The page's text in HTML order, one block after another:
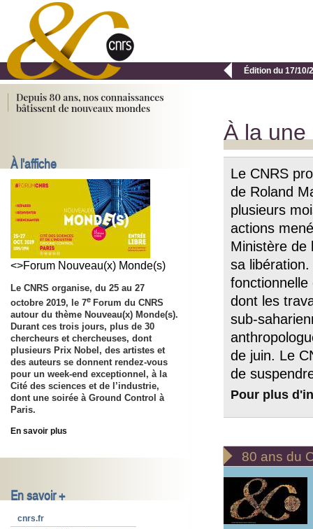
 Édition du 17/10/
À l'affiche
<>Forum Nouveau(x) Monde(s)
Le CNRS organise, du 25 au 27
octobre 2019, le 7e Forum du CNRS
autour du thème Nouveau(x) Monde(s).
Durant ces trois jours, plus de 30
chercheurs et chercheuses, dont
plusieurs Prix Nobel, des artistes et
des auteurs se donnent rendez-vous
pour un week-end exceptionnel, à la
Cité des sciences et de l’industrie,
dont une soirée à Ground Control à
Paris.
En savoir plus
En savoir +
cnrs.fr
À la une
Le CNRS
de Roland
plusieurs
actions
Ministère de
sa
fonctionnelle
dont les
sub-
de juin. Le
de
Pour plus
 80 ans du